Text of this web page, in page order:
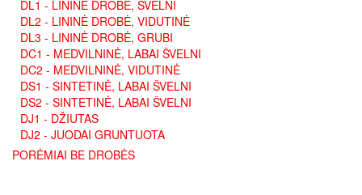
DL1 - LININĖ DROBĖ, ŠVELNI
DL2 - LININĖ DROBĖ, VIDUTINĖ
DL3 - LININĖ DROBĖ, GRUBI
DC1 - MEDVILNINĖ, LABAI ŠVELNI
DC2 - MEDVILNINĖ, VIDUTINĖ
DS1 - SINTETINĖ, LABAI ŠVELNI
DS2 - SINTETINĖ, LABAI ŠVELNI
DJ1 - DŽIUTAS
DJ2 - JUODAI GRUNTUOTA
PORĖMIAI BE DROBĖS